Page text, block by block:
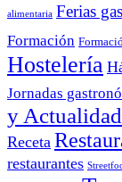
alimentaria Ferias
Formación
Hostelería
Jornadas
y Actualidad
Receta
restaurantes